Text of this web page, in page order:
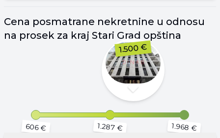
Cena posmatrane nekretnine u odnosu
na prosek za kraj Stari Grad opština
1.500 €
606 € 1.287 € 1.968 €